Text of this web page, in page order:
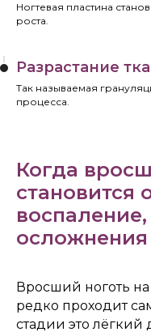
Ногтевая пластина
роста.
Разрастание
Так называемая
процесса.
Когда
становится
осложнения
Вросший ноготь
редко проходит
стадии это